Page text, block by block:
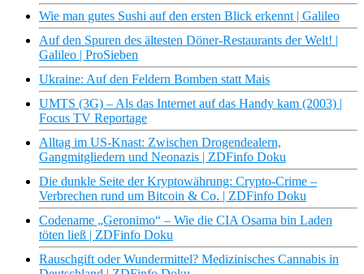
Wie man gutes Sushi auf den ersten Blick erkennt | Galileo
Auf den Spuren des ältesten Döner-Restaurants der Welt! |
Galileo | ProSieben
Ukraine: Auf den Feldern Bomben statt Mais
UMTS (3G) – Als das Internet auf das Handy kam (2003) |
Focus TV Reportage
Alltag im US-Knast: Zwischen Drogendealern,
Gangmitgliedern und Neonazis | ZDFinfo Doku
Die dunkle Seite der Kryptowährung: Crypto-Crime –
Verbrechen rund um Bitcoin & Co. | ZDFinfo Doku
Codename „Geronimo“ – Wie die CIA Osama bin Laden
töten ließ | ZDFinfo Doku
Rauschgift oder Wundermittel? Medizinisches Cannabis in